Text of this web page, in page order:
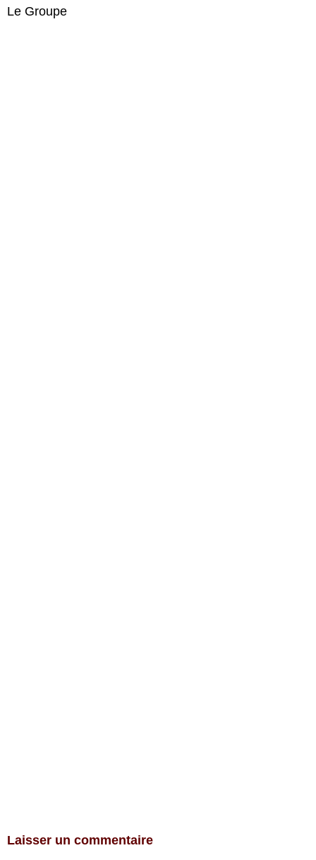
Le Groupe
Laisser un commentaire